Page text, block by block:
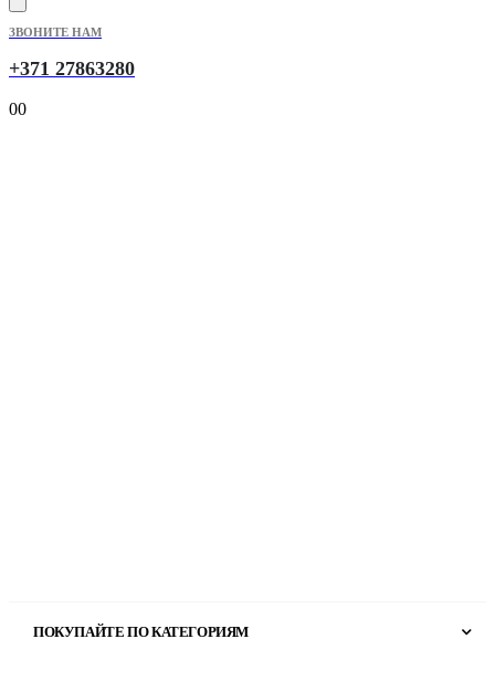
ЗВОНИТЕ НАМ
+371 27863280
00
ПОКУПАЙТЕ ПО КАТЕГОРИЯМ